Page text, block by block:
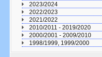
2023/2024
2022/2023
2021/2022
2010/2011 - 2019/2020
2000/2001 - 2009/2010
1998/1999, 1999/2000